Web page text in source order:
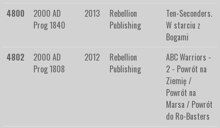
4800
2000 AD
Prog 1840
2013
Rebellion
Publishing
Ten-Seconders.
W starciu z
Bogami
4802
2000 AD
Prog 1808
2012
Rebellion
Publishing
ABC Warriors -
2 - Powrót na
Ziemię /
Powrót na
Marsa / Powrót
do Ro-Busters